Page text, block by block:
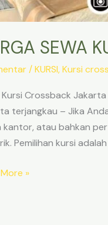
SEWA
/KURSI,Kursi
Crossback
terjangkau – Jika
kantor, atau bahkan
Pemilihan kursi
»